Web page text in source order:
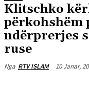
Klitschko
përkohshëm
ndërprerjes
ruse
Nga RTV ISLAM 10 Janar,